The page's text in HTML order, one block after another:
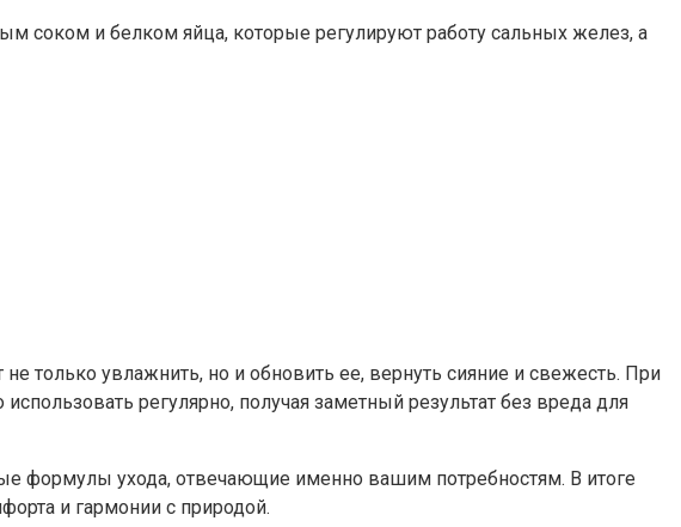
соком и белком яйца, которые регулируют работу сальных желез, а
только увлажнить, но и обновить ее, вернуть сияние и свежесть. При
регулярно, получая заметный результат без вреда для
формулы ухода, отвечающие именно вашим потребностям. В итоге
и гармонии с природой.